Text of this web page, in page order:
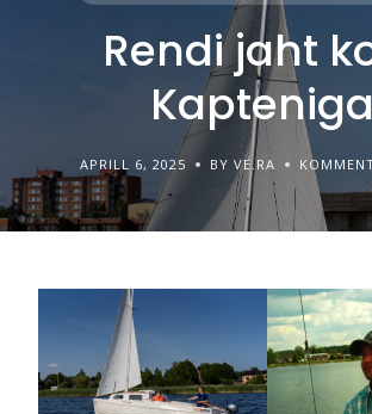
Rendi jaht
Kapteniga
APRILL 6, 2025 BY VE.RA